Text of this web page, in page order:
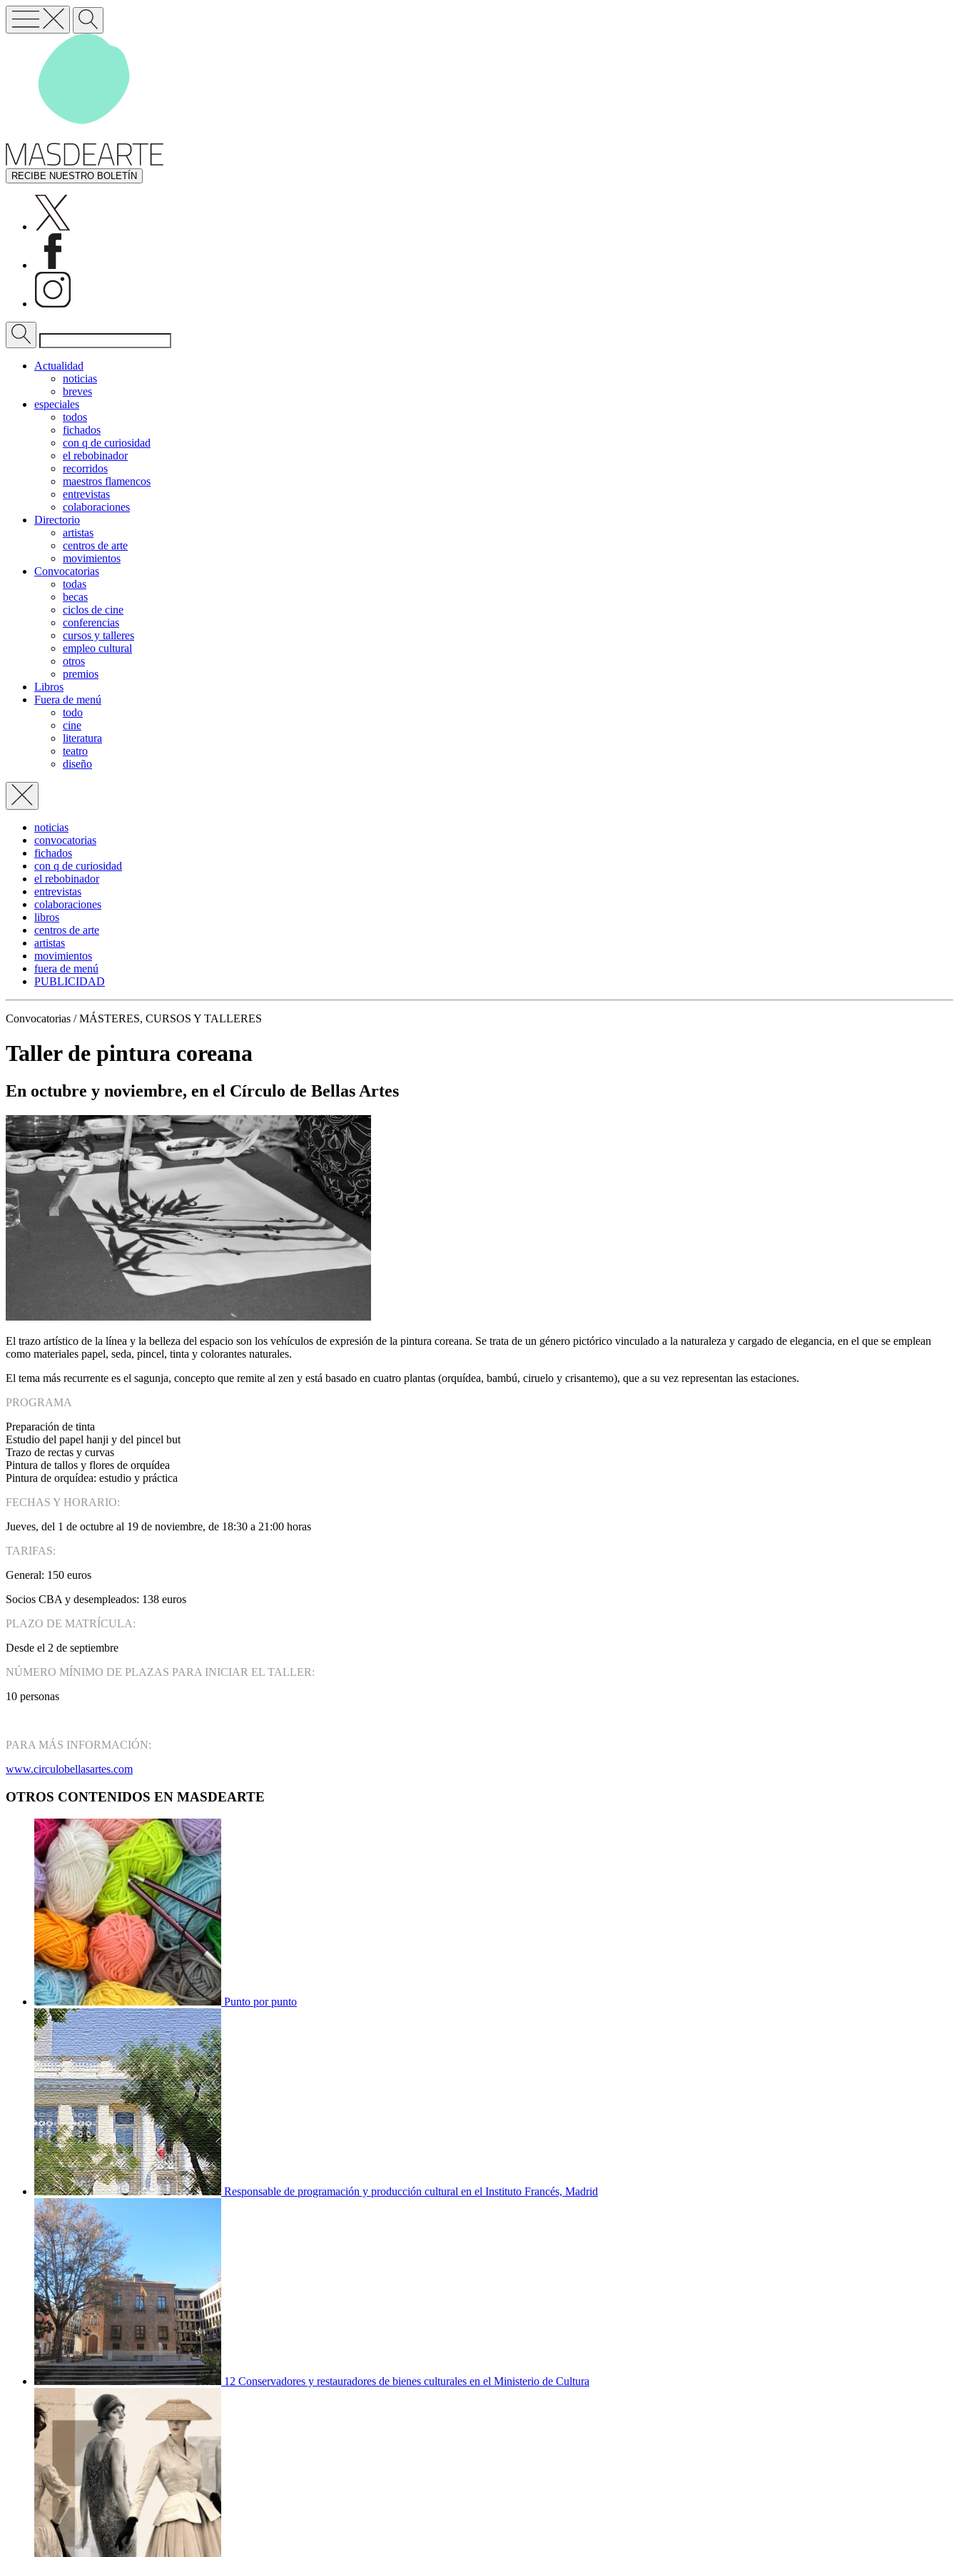
RECIBE NUESTRO BOLETÍN
Actualidad
noticias
breves
especiales
todos
fichados
con q de curiosidad
el rebobinador
recorridos
maestros flamencos
entrevistas
colaboraciones
Directorio
artistas
centros de arte
movimientos
Convocatorias
todas
becas
ciclos de cine
conferencias
cursos y talleres
empleo cultural
otros
premios
Libros
Fuera de menú
todo
cine
literatura
teatro
diseño
noticias
convocatorias
fichados
con q de curiosidad
el rebobinador
entrevistas
colaboraciones
libros
centros de arte
artistas
movimientos
fuera de menú
PUBLICIDAD
Convocatorias / MÁSTERES, CURSOS Y TALLERES
Taller de pintura coreana
En octubre y noviembre, en el Círculo de Bellas Artes
El trazo artístico de la línea y la belleza del espacio son los vehículos de expresión de la pintura coreana. Se trata de un género pictórico vinculado a la naturaleza y cargado de elegancia, en el que se emplean
como materiales papel, seda, pincel, tinta y colorantes naturales.
El tema más recurrente es el sagunja, concepto que remite al zen y está basado en cuatro plantas (orquídea, bambú, ciruelo y crisantemo), que a su vez representan las estaciones.
PROGRAMA
Preparación de tinta
Estudio del papel hanji y del pincel but
Trazo de rectas y curvas
Pintura de tallos y flores de orquídea
Pintura de orquídea: estudio y práctica
FECHAS Y HORARIO:
Jueves, del 1 de octubre al 19 de noviembre, de 18:30 a 21:00 horas
TARIFAS:
General: 150 euros
Socios CBA y desempleados: 138 euros
PLAZO DE MATRÍCULA:
Desde el 2 de septiembre
NÚMERO MÍNIMO DE PLAZAS PARA INICIAR EL TALLER:
10 personas
PARA MÁS INFORMACIÓN:
www.circulobellasartes.com
OTROS CONTENIDOS EN MASDEARTE
Punto por punto
Responsable de programación y producción cultural en el Instituto Francés, Madrid
12 Conservadores y restauradores de bienes culturales en el Ministerio de Cultura